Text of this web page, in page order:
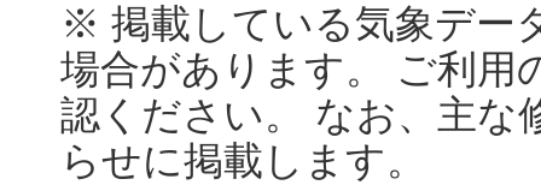
※ 掲載している気象デー
場合があります。 ご利用
認ください。 なお、主な
らせに掲載します。